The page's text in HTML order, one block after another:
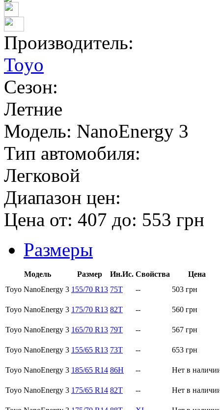
Производитель:
Toyo
Сезон:
Летние
Модель: NanoEnergy 3
Тип автомобиля:
Легковой
Диапазон цен:
Цена от: 407 до: 553 грн
Размеры
Модель Размер Ин.Ис. Свойства
Цена
Toyo NanoEnergy 3 155/70 R13 75T -- 503 грн
Toyo NanoEnergy 3 175/70 R13 82T -- 560 грн
Toyo NanoEnergy 3 165/70 R13 79T -- 567 грн
Toyo NanoEnergy 3 155/65 R13 73T -- 653 грн
Toyo NanoEnergy 3 185/65 R14 86H -- Нет в
Toyo NanoEnergy 3 175/65 R14 82T -- Нет в